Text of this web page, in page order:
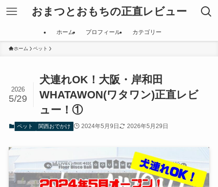
おまつとおもちの正直レビュー
ホーム プロフィール カテゴリー
ホーム ペット
犬連れOK！大阪・岸和田
WHATAWON(ワタワン)正直レビ
ュー！①
2026
5/29
ペット 関西おでかけ 2024年5月9日 2026年5月29日